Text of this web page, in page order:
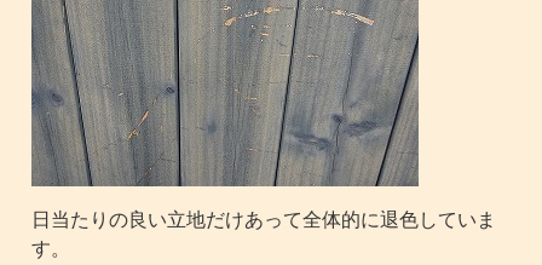
日当たりの良い立地だけあって全体的に退色していま
す。